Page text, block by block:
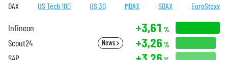
DAX US Tech 100 US 30 MDAX SDAX EuroStoxx
Infineon +3,61 %
Scout24 News +3,26 %